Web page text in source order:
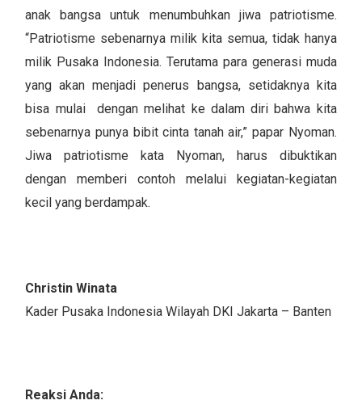
anak bangsa untuk menumbuhkan jiwa patriotisme.
“Patriotisme sebenarnya milik kita semua, tidak hanya
milik Pusaka Indonesia. Terutama para generasi muda
yang akan menjadi penerus bangsa, setidaknya kita
bisa mulai dengan melihat ke dalam diri bahwa kita
sebenarnya punya bibit cinta tanah air,” papar Nyoman.
Jiwa patriotisme kata Nyoman, harus dibuktikan
dengan memberi contoh melalui kegiatan-kegiatan
kecil yang berdampak.
Christin Winata
Kader Pusaka Indonesia Wilayah DKI Jakarta – Banten
Reaksi Anda: